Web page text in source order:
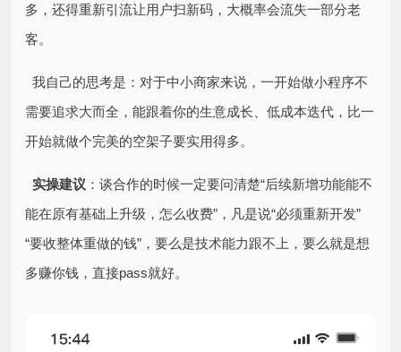
多，还得重新引流让用户扫新码，大概率会流失一部分老
客。
我自己的思考是：对于中小商家来说，一开始做小程序不
需要追求大而全，能跟着你的生意成长、低成本迭代，比一
开始就做个完美的空架子要实用得多。
实操建议 ：谈合作的时候一定要问清楚“后续新增功能能不
能在原有基础上升级，怎么收费”，凡是说“必须重新开发”
“要收整体重做的钱”，要么是技术能力跟不上，要么就是想
多赚你钱，直接pass就好。